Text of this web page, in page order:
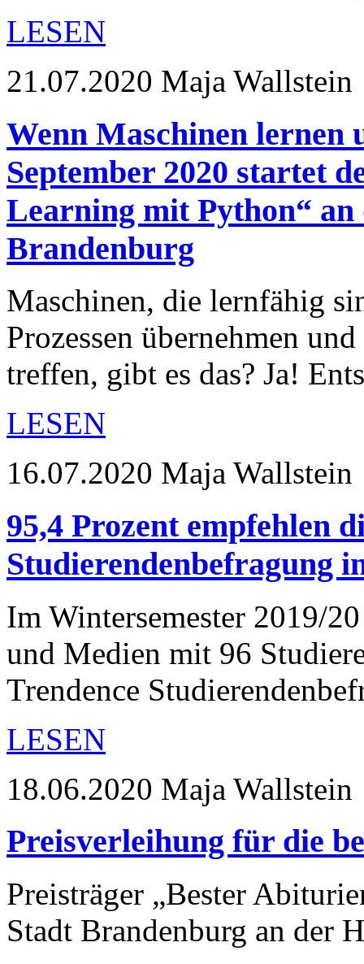
LESEN
21.07.2020 Maja Wallstein
Wenn Maschinen lernen
September 2020 startet
Learning mit Python“ an
Brandenburg
Maschinen, die lernfähig
Prozessen übernehmen
treffen, gibt es das? Ja!
LESEN
16.07.2020 Maja Wallstein
95,4 Prozent empfehlen
Studierendenbefragung
Im Wintersemester 2019/
und Medien mit 96
Trendence
LESEN
18.06.2020 Maja Wallstein
Preisverleihung für die
Preisträger „Bester
Stadt Brandenburg an der